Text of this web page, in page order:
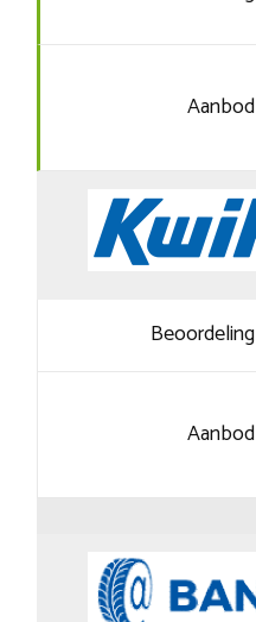
Aanbod
Beoordeling
Aanbod